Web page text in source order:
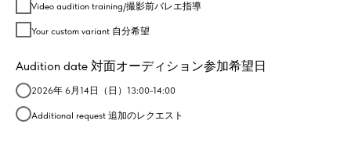
Video audition training/撮影前バレエ指導
Your custom variant 自分希望
Audition date 対面オーディション参加希望日
2026年 6月14日（日）13:00-14:00
Additional request 追加のレクエスト